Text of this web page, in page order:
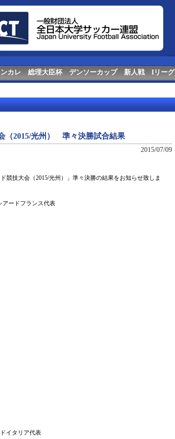
カレ 総理大臣杯 デンソーカップ 新人戦 Iリーグ
（2015/光州） 準々決勝試合結果
2015/07/09
競技大会（2015/光州）」準々決勝の結果をお知らせ致しま
アードフランス代表
イタリア代表